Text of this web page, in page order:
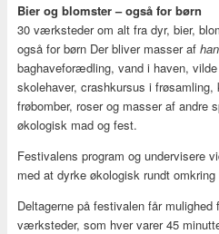
Bier og blomster – også for børn
30 værksteder om alt fra dyr, bier,
også for børn Der bliver masser af
baghaveforædling, vand i haven,
skolehaver, crashkursus i
frøbomber, roser og masser af andre
økologisk mad og fest.
Festivalens program og undervisere
med at dyrke økologisk rundt omkring
Deltagerne på festivalen får
værksteder, som hver varer 45